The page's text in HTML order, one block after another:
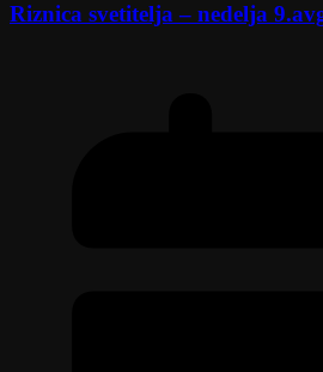
Riznica svetitelja – nedelja